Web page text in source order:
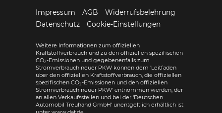
Impressum AGB
Widerrufsbelehrung
Datenschutz
Cookie-Einstellungen
Weitere Informationen zum offiziellen
Kraftstoffverbrauch und zu den offiziellen spezifischen
CO2-Emissionen und gegebenenfalls zum
Stromverbrauch neuer PKW können dem 'Leitfaden
über den offiziellen Kraftstoffverbrauch, die offiziellen
spezifischen CO2-Emissionen und den offiziellen
Stromverbrauch neuer PKW' entnommen werden, der
an allen Verkaufsstellen und bei der 'Deutschen
Automobil Treuhand GmbH' unentgeltlich erhältlich ist